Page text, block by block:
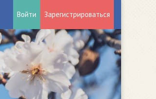
Войти Зарегистрироваться